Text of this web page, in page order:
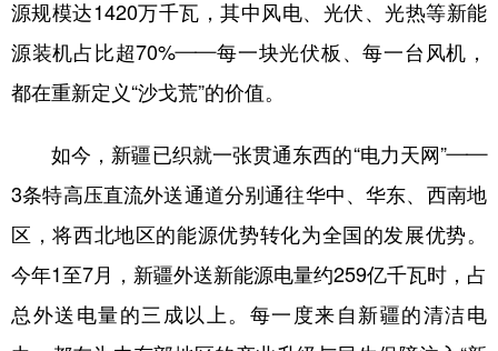
源规模达1420万千瓦，其中风电、光伏、光热等新能
源装机占比超70%——每一块光伏板、每一台风机，
都在重新定义“沙戈荒”的价值。
如今，新疆已织就一张贯通东西的“电力天网”——
3条特高压直流外送通道分别通往华中、华东、西南地
区，将西北地区的能源优势转化为全国的发展优势。
今年1至7月，新疆外送新能源电量约259亿千瓦时，占
总外送电量的三成以上。每一度来自新疆的清洁电